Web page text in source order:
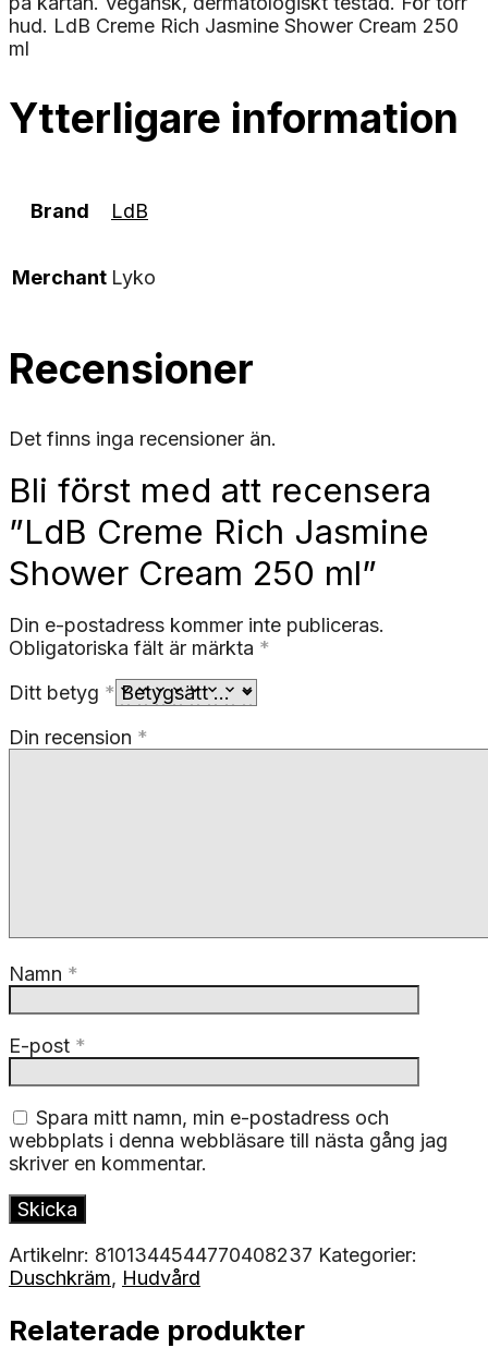
hud. LdB Creme Rich Jasmine Shower Cream 250
ml
Ytterligare information
Brand LdB
Merchant Lyko
Recensioner
Det finns inga recensioner än.
Bli först med att recensera
”LdB Creme Rich Jasmine
Shower Cream 250 ml”
Din e-postadress kommer inte publiceras.
Obligatoriska fält är märkta *
Ditt betyg *
Din recension *
Namn *
E-post *
Spara mitt namn, min e-postadress och
webbplats i denna webbläsare till nästa gång jag
skriver en kommentar.
Artikelnr: 8101344544770408237 Kategorier:
Duschkräm, Hudvård
Relaterade produkter